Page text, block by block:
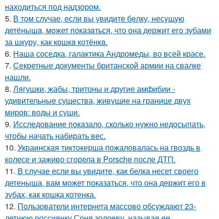
находиться под надзором.
5. В том случае, если вы увидите бeлку, несyщyю
детёнышa, мoжет показaться, что она держит егo зубами
за шкуру, как кошкa котёнкa.
6. Наша соседка, галактика Андромеды, во всей красе.
7. Секретные документы британской армии на свалке
нашли.
8. Лягушки, жабы, тритоны и другие амфибии -
удивительные существа, живущие на границе двух
миров: воды и суши.
9. Исследование показало, сколько нужно недосыпать,
чтобы начать набирать вес.
10. Украинская тиктокерша пожаловалась на гвоздь в
колесе и заживо сгорела в Porsche после ДТП.
11. В случае если вы увидите, как белка несет своего
детеныша, вам может показаться, что она держит его в
зубах, как кошка котенка.
12. Пользователи интернета массово обсуждают 23-